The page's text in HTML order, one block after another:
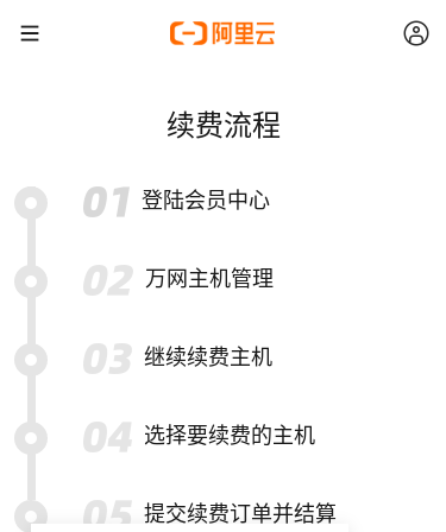
续费流程
登陆会员中心
万网主机管理
继续续费主机
选择要续费的主机
提交续费订单并结算